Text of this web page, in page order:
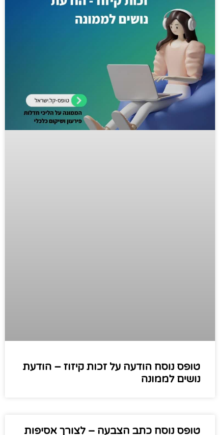
טופס נוסח הודעה על זכות קיזוז – הודעת
נושים לממונה
טופס נוסח כתב הצבעה – לצורך אסיפות